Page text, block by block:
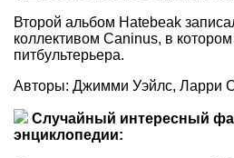
Второй альбом Hatebeak
коллективом Caninus, в
питбультерьера.
Авторы: Джимми Уэйлс, Ларри
Случайный интересный
энциклопедии: